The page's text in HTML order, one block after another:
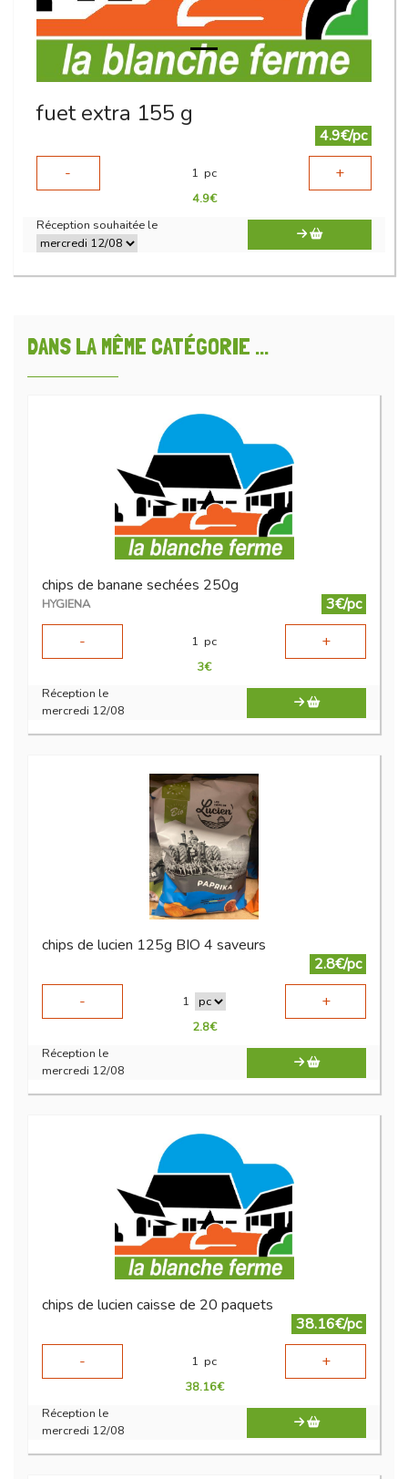
fuet extra 155 g
4.9€/pc
-
1 pc +
4.9€
Réception souhaitée le
DANS LA MÊME CATÉGORIE ...
chips de banane sechées 250g
HYGIENA
3€/pc
-
1 pc +
3€
Réception le
mercredi 12/08
chips de lucien 125g BIO 4 saveurs
2.8€/pc
-
1 +
2.8€
Réception le
mercredi 12/08
chips de lucien caisse de 20 paquets
38.16€/pc
-
1 pc +
38.16€
Réception le
mercredi 12/08